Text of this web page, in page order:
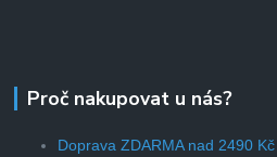
Proč nakupovat u nás?
Doprava ZDARMA nad 2490 Kč